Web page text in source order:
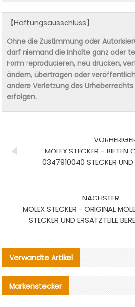
【Haftungsausschluss】
Ohne die Zustimmung oder
darf niemand die Inhalte ganz oder
Form reproducieren, neu drucken,
ändern, übertragen oder
andere Verletzung des
erfolgen.
MOLEX STECKER - BIETEN
0347910040 STECKER UND
NÄCHSTER
MOLEX STECKER - ORIGINAL
STECKER UND ERSATZTEILE
Verwandte Artikel
Markenstecker